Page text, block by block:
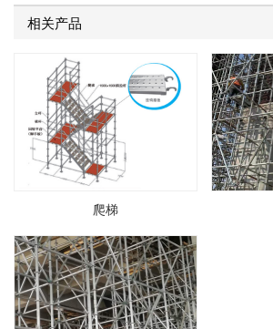
相关产品
爬梯